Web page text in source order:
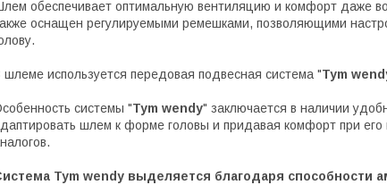
обеспечивает оптимальную вентиляцию и комфорт даже
оснащен регулируемыми ремешками, позволяющими
шлеме используется передовая подвесная система "Tym
системы "Tym wendy" заключается в наличии
шлем к форме головы и придавая комфорт при его
Tym wendy выделяется благодаря способности